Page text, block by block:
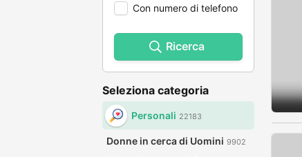
Con numero di telefono
Ricerca
Seleziona categoria
Personali 22183
Donne in cerca di Uomini 9902